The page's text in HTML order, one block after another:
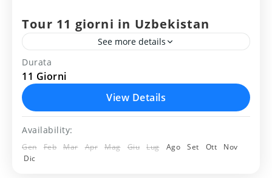
Tour 11 giorni in Uzbekistan
See more details
asraf
vilaggio
Itinarario del viaggio 11 giorni in
Uzbekistan: Tashkent - Urgench – Khiva
– Bukhara – Nurata – Yourt camp – Asraf
Durata
11 Giorni
View Details
Availability:
Gen Feb Mar Apr Mag Giu Lug Ago Set Ott
Nov
Dic